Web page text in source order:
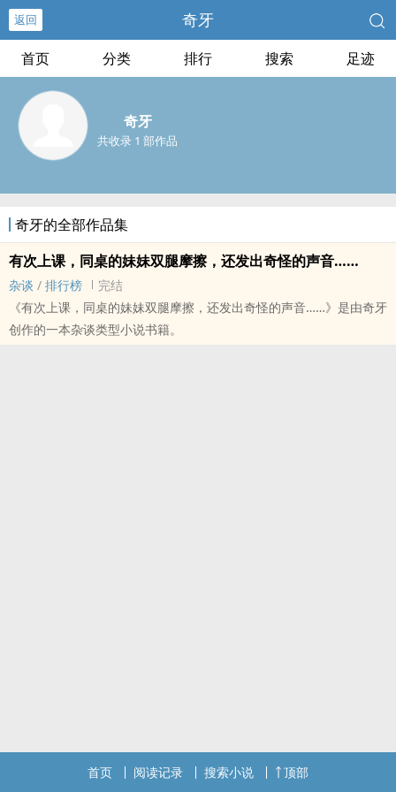
返回 奇牙
首页 分类 排行 搜索 足迹
奇牙
共收录 1 部作品
奇牙的全部作品集
有次上课，同桌的妹妹双腿摩擦，还发出奇怪的声音……
杂谈 / 排行榜
完结
《有次上课，同桌的妹妹双腿摩擦，还发出奇怪的声音……》是由奇牙
创作的一本杂谈类型小说书籍。
首页 阅读记录 搜索小说 顶部